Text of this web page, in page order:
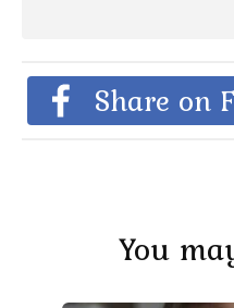
Share on
You